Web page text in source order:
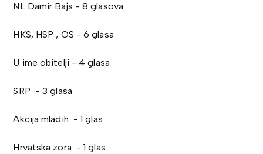
NL Damir Bajs - 8 glasova
HKS, HSP , OS - 6 glasa
U ime obitelji - 4 glasa
SRP - 3 glasa
Akcija mladih - 1 glas
Hrvatska zora - 1 glas